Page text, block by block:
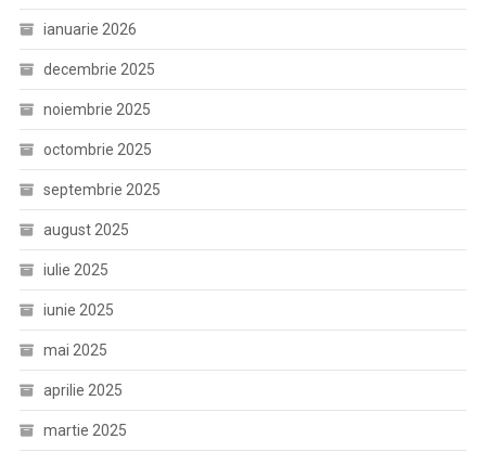
ianuarie 2026
decembrie 2025
noiembrie 2025
octombrie 2025
septembrie 2025
august 2025
iulie 2025
iunie 2025
mai 2025
aprilie 2025
martie 2025